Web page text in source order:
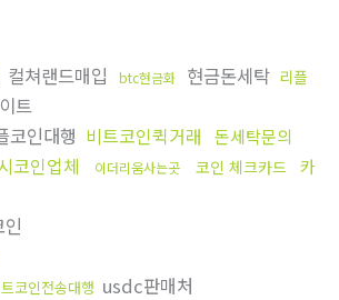
컬쳐랜드매입 btc현금화 현금돈세탁 리플
트
코인대행 비트코인퀵거래 돈세탁문의
코인업체 이더리움사는곳 코인 체크카드 카
코인전송대행 usdc판매처